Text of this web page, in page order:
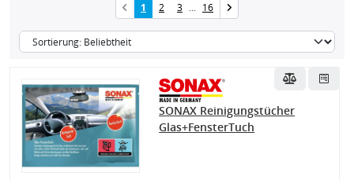
1 2 3 ... 16
SONAX Reinigungstücher
Glas+FensterTuch